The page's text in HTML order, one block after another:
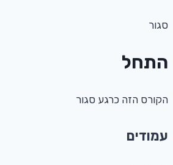
סגור
התחל
הקורס הזה כרגע סגור
עמודים